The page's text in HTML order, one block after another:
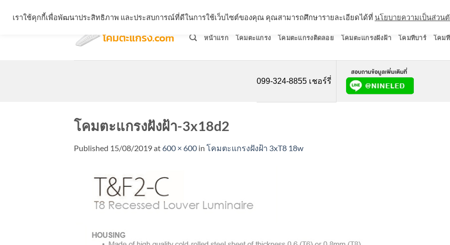
หน้าแรก โคมตะแกรง โคมตะแกรงติดลอย โคมตะแกรงฝังฝ้า โคมทีบาร์ โคม
099-324-8855 เชอร์รี่
โคมตะแกรงฝังฝ้า-3x18d2
Published 15/08/2019at600 × 600 in โคมตะแกรงฝังฝ้า 3xT8 18w
เราใช้คุกกี้เพื่อพัฒนาประสิทธิภาพ และประสบการณ์ที่ดีในการใช้เว็บไซต์ของคุณ คุณสามารถศึกษารายละเอียดได้ที่ นโยบายความเป็นส่วน